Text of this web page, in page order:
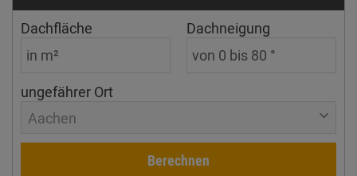
Dachfläche Dachneigung
ungefährer Ort
Aachen
Berechnen